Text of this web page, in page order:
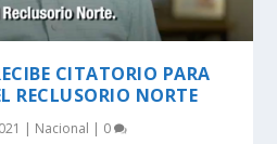
CITATORIO PARA
RECLUSORIO NORTE
| Nacional | 0